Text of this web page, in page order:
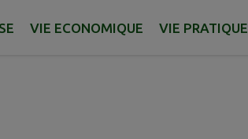
VIE ECONOMIQUE VIE PRATIQUE